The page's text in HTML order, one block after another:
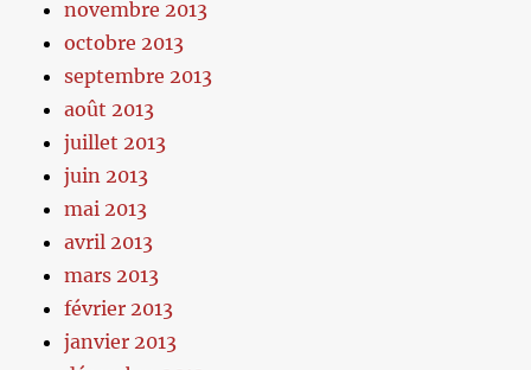
novembre 2013
octobre 2013
septembre 2013
août 2013
juillet 2013
juin 2013
mai 2013
avril 2013
mars 2013
février 2013
janvier 2013